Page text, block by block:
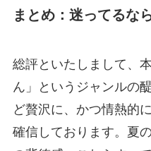
まとめ：迷ってるな
総評といたしまして、
ん」というジャンルの
ど贅沢に、かつ情熱的
確信しております。夏